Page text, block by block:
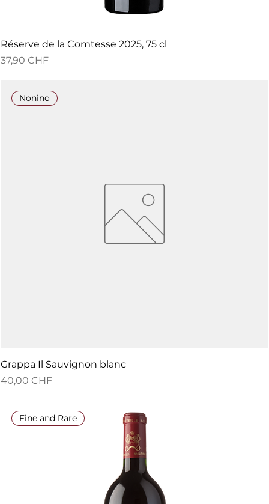
Réserve de la Comtesse 2025, 75 cl
Preis
37,90 CHF
Nonino
Grappa Il Sauvignon blanc
Preis
40,00 CHF
Fine and Rare